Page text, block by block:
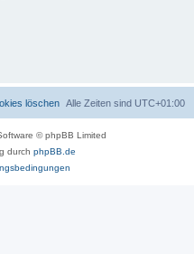
Alle Zeiten sind UTC+01:00
löschen
© phpBB Limited
durch phpBB.de